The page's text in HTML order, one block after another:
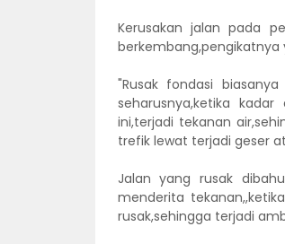
Kerusakan jalan pada
"Rusak fondasi
seharusnya,ketika
ini,terjadi tekanan
trefik lewat terjadi geser
Jalan yang rusak
menderita
rusak,sehingga terjadi